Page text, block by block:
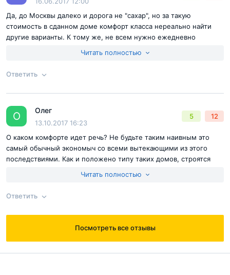
Согласен справилами публикациина сайте
Отправить комментарий
Да, до Москвы далеко и дорога не "сахар", но за такую
стоимость в сданном доме комфорт класса нереально найти
другие варианты. К тому же, не всем нужно ежедневно
Читать полностью
Ответить
Ответ на отзыв
Согласен справилами публикациина сайте
Отправить комментарий
О Олег
13.10.2017 16:23
5 12
О каком комфорте идет речь? Не будьте таким наивным это
самый обычный экономыч со всеми вытекающими из этого
последствиями. Как и положено типу таких домов, строятся
Читать полностью
Ответить
@Олег
Посмотреть все отзывы